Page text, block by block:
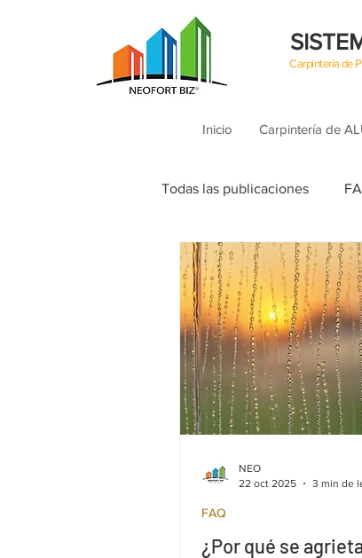
Carpintería de
Inicio Carpintería de
Todas las publicaciones
¿Por qué se
FAQ
NEO
22 oct 2025
3 min de